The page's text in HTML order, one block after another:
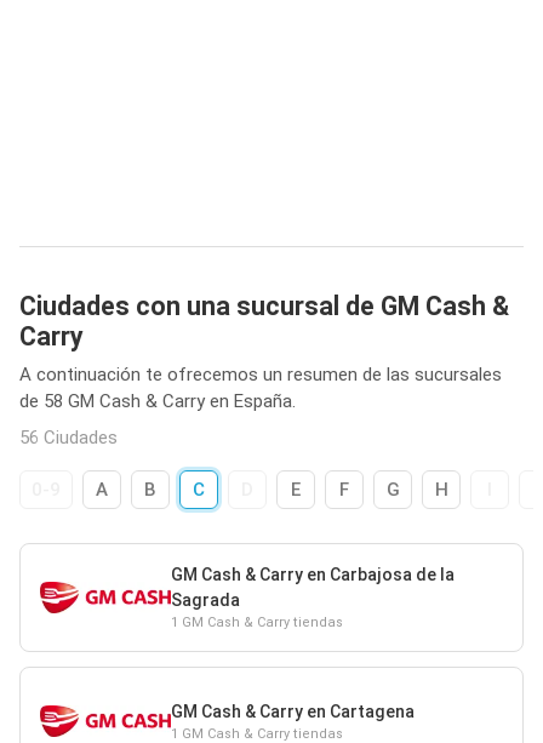
Ciudades con una sucursal de GM Cash &
Carry
A continuación te ofrecemos un resumen de las sucursales
de 58 GM Cash & Carry en España.
56 Ciudades
A B C E F G H
GM Cash & Carry en Carbajosa de la
Sagrada
1 GM Cash & Carry tiendas
GM Cash & Carry en Cartagena
1 GM Cash & Carry tiendas